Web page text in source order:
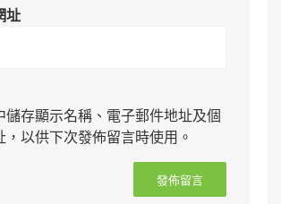
址
儲存顯示名稱、電子郵件地址及個
，以供下次發佈留言時使用。